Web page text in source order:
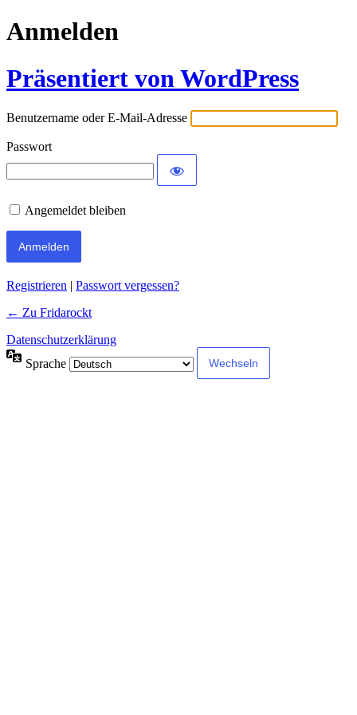
Anmelden
Präsentiert von WordPress
Benutzername oder E-Mail-Adresse
Passwort
Angemeldet bleiben
Registrieren | Passwort vergessen?
← Zu Fridarockt
Datenschutzerklärung
Sprache